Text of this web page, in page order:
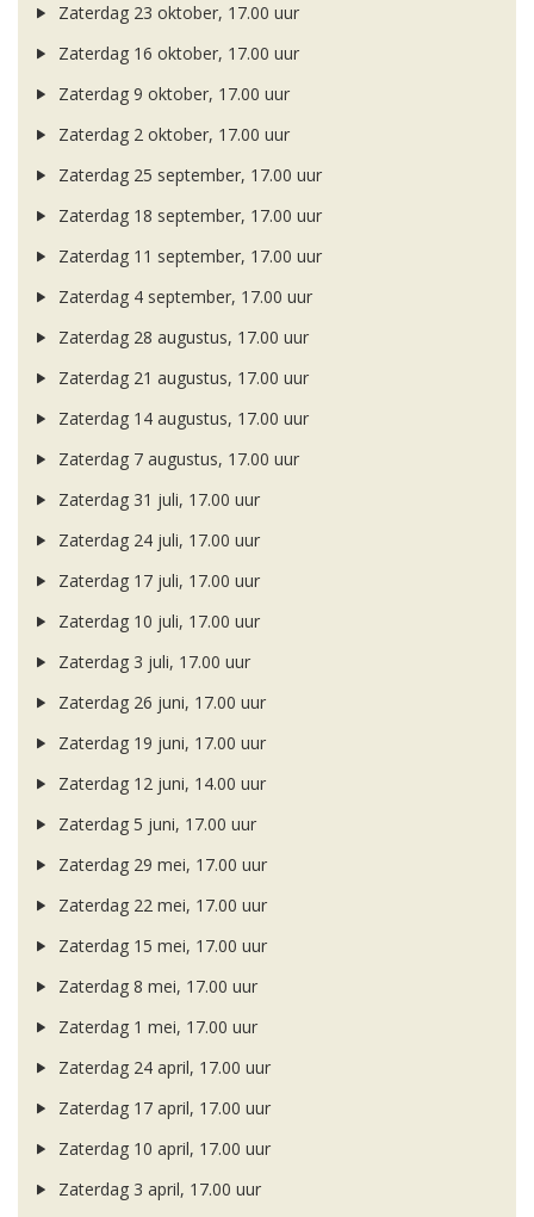
Zaterdag 23 oktober, 17.00 uur
Zaterdag 16 oktober, 17.00 uur
Zaterdag 9 oktober, 17.00 uur
Zaterdag 2 oktober, 17.00 uur
Zaterdag 25 september, 17.00 uur
Zaterdag 18 september, 17.00 uur
Zaterdag 11 september, 17.00 uur
Zaterdag 4 september, 17.00 uur
Zaterdag 28 augustus, 17.00 uur
Zaterdag 21 augustus, 17.00 uur
Zaterdag 14 augustus, 17.00 uur
Zaterdag 7 augustus, 17.00 uur
Zaterdag 31 juli, 17.00 uur
Zaterdag 24 juli, 17.00 uur
Zaterdag 17 juli, 17.00 uur
Zaterdag 10 juli, 17.00 uur
Zaterdag 3 juli, 17.00 uur
Zaterdag 26 juni, 17.00 uur
Zaterdag 19 juni, 17.00 uur
Zaterdag 12 juni, 14.00 uur
Zaterdag 5 juni, 17.00 uur
Zaterdag 29 mei, 17.00 uur
Zaterdag 22 mei, 17.00 uur
Zaterdag 15 mei, 17.00 uur
Zaterdag 8 mei, 17.00 uur
Zaterdag 1 mei, 17.00 uur
Zaterdag 24 april, 17.00 uur
Zaterdag 17 april, 17.00 uur
Zaterdag 10 april, 17.00 uur
Zaterdag 3 april, 17.00 uur